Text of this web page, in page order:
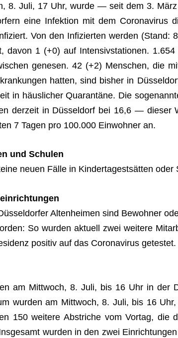
8. Juli, 17 Uhr, wurde — seit dem 3.
eine Infek­tion mit dem Coro­na­vi­rus
Von den Infi­zier­ten wer­den
davon 1 (+0) auf Inten­siv­sta­tio­nen.
gene­sen. 42 (+2) Men­schen, die
hat­ten, sind bis­her in
in häus­li­cher Qua­ran­täne. Die
der­zeit in Düs­sel­dorf bei 16,6 — die­ser
7 Tagen pro 100.000 Ein­woh­ner an.
und Schulen
neuen Fälle in Kin­der­ta­gest­sät­ten oder
Alten­hei­men sind Bewoh­ner
So wur­den aktu­ell zwei wei­tere
posi­tiv auf das Coro­na­vi­rus getestet.
am Mitt­woch, 8. Juli, bis 16 Uhr in der
wur­den am Mitt­woch, 8. Juli, bis 16
150 wei­tere Abstri­che vom Vor­tag, die
wur­den in den zwei